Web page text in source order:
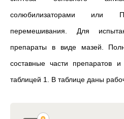
солюбилизаторами или
перемешивания. Для
препараты в виде мазей.
составные части препаратов
таблицей 1. В таблице даны